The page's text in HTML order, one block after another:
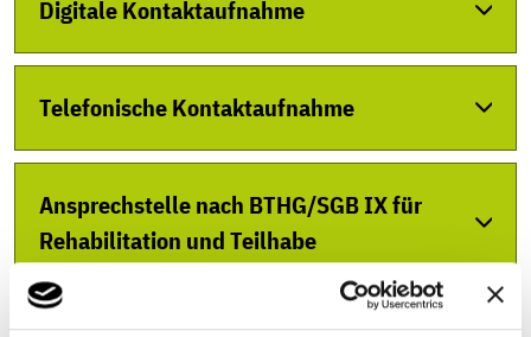
Hochschule
Bekanntmachungen
Kontakt
Onlinedienste für Mitgliedsunternehmen
Onlinedienste für Haushaltshilfen
Up- und Downloadportal
Anonymes Hinweisgebersystem
Karriere
Jobs
Akademie
meine.UKBW
leichte Sprache
Gebärdensprache
Digitale Kontaktaufnahme
Telefonische Kontaktaufnahme
Ansprechstelle nach BTHG/SGB IX für
Rehabilitation und Teilhabe